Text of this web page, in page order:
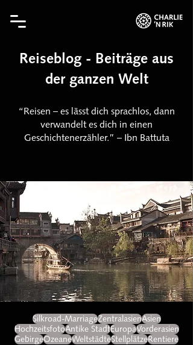
Reiseblog - Beiträge aus
der ganzen Welt
“Reisen – es lässt dich sprachlos, dann
verwandelt es dich in einen
Geschichtenerzähler.” – Ibn Battuta
Silkroad-MarriageZentralasienAsien
HochzeitsfotoAntike StadtEuropaVorderasien
GebirgeOzeaneWeltstädteStellplätzeRentiere